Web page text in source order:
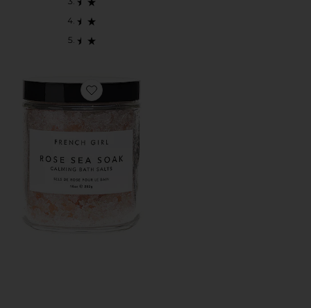
Favorite SABONETE LÍQUIDO PARA BANHO